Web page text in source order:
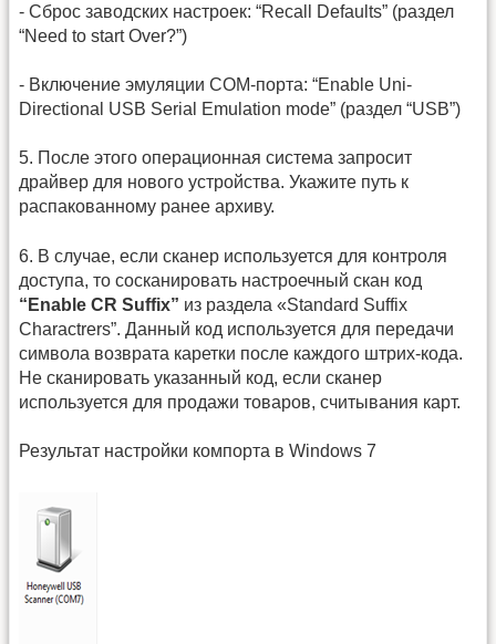
- Сброс заводских настроек: “Recall Defaults” (раздел
“Need to start Over?”)
- Включение эмуляции COM-порта: “Enable Uni-
Directional USB Serial Emulation mode” (раздел “USB”)
5. После этого операционная система запросит
драйвер для нового устройства. Укажите путь к
распакованному ранее архиву.
6. В случае, если сканер используется для контроля
доступа, то сосканировать настроечный скан код
“ Enable CR Suffix” из раздела «Standard Suffix
Charactrers”. Данный код используется для передачи
символа возврата каретки после каждого штрих-кода.
Не сканировать указанный код, если сканер
используется для продажи товаров, считывания карт.
Результат настройки компорта в Windows 7